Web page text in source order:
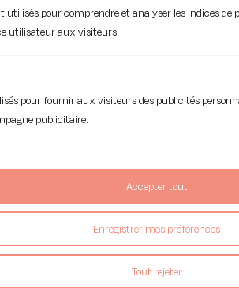
utilisés pour comprendre et analyser les indices
utilisateur aux visiteurs.
pour fournir aux visiteurs des publicités
publicitaire.
Tout rejeter
Enregistrer mes préférences
Accepter tout
Mon consultant TPE
NOS CLIENTS SONT NOTRE
Nous avons